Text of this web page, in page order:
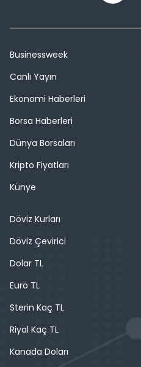
Businessweek
Canlı Yayın
Ekonomi Haberleri
Borsa Haberleri
Dünya Borsaları
Kripto Fiyatları
Künye
Döviz Kurları
Döviz Çevirici
Dolar TL
Euro TL
Sterin Kaç TL
Riyal Kaç TL
Kanada Doları